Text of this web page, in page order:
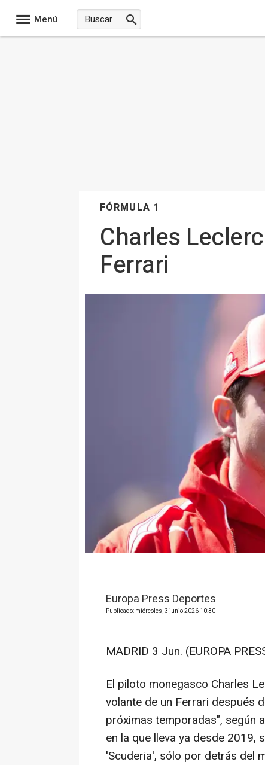
Menú
FÓRMULA 1
Charles
Ferrari
Europa Press Deportes
Publicado: miércoles, 3 junio 2026 10:30
MADRID 3 Jun. (EUROPA
El piloto monegasco Charles
volante de un Ferrari después
próximas temporadas", según
en la que lleva ya desde 2019,
'Scuderia', sólo por detrás del